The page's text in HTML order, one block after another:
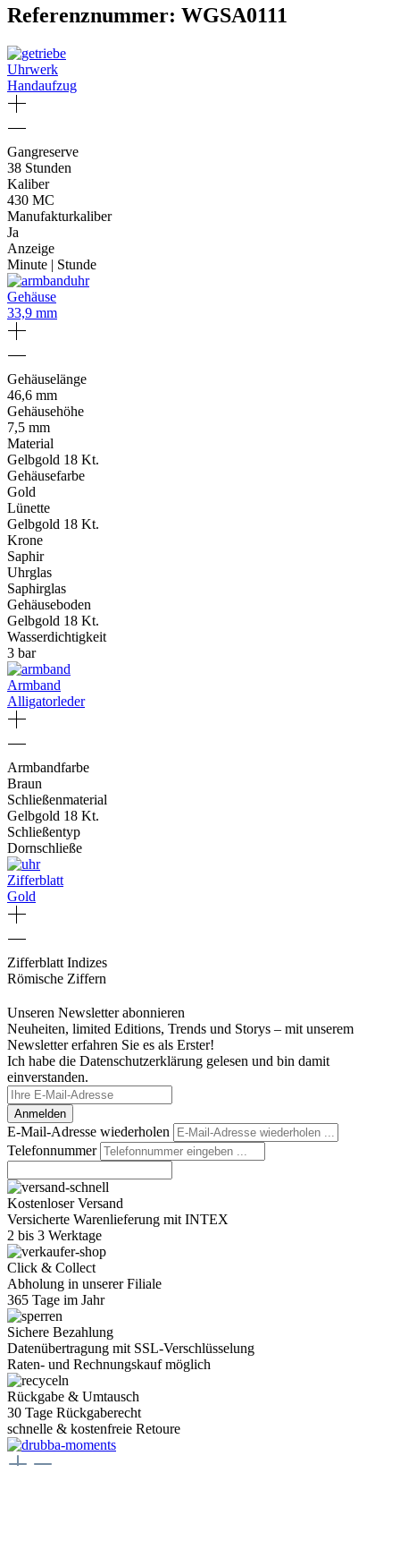
Referenznummer: WGSA0111
Uhrwerk
Handaufzug
Gangreserve
38 Stunden
Kaliber
430 MC
Manufakturkaliber
Ja
Anzeige
Minute | Stunde
Gehäuse
33,9 mm
Gehäuselänge
46,6 mm
Gehäusehöhe
7,5 mm
Material
Gelbgold 18 Kt.
Gehäusefarbe
Gold
Lünette
Gelbgold 18 Kt.
Krone
Saphir
Uhrglas
Saphirglas
Gehäuseboden
Gelbgold 18 Kt.
Wasserdichtigkeit
3 bar
Armband
Alligatorleder
Armbandfarbe
Braun
Schließenmaterial
Gelbgold 18 Kt.
Schließentyp
Dornschließe
Zifferblatt
Gold
Zifferblatt Indizes
Römische Ziffern
Unseren Newsletter abonnieren
Neuheiten, limited Editions, Trends und Storys – mit unserem
Newsletter erfahren Sie es als Erster!
Ich habe die Datenschutzerklärung gelesen und bin damit
einverstanden.
Anmelden
E-Mail-Adresse wiederholen
Telefonnummer
Kostenloser Versand
Versicherte Warenlieferung mit INTEX
2 bis 3 Werktage
Click & Collect
Abholung in unserer Filiale
365 Tage im Jahr
Sichere Bezahlung
Datenübertragung mit SSL-Verschlüsselung
Raten- und Rechnungskauf möglich
Rückgabe & Umtausch
30 Tage Rückgaberecht
schnelle & kostenfreie Retoure